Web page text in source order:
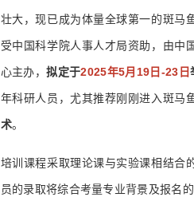
壮大，现已成为体量全球第一的斑马
受中国科学院人事人才局资助，由中
心主办，拟定于2025年5月19日-23日
年科研人员，尤其推荐刚刚进入斑马
术。
培训课程采取理论课与实验课相结合
员的录取将综合考量专业背景及报名的